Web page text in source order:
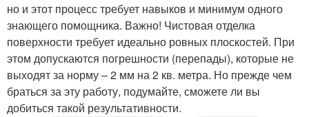
но и этот процесс требует навыков и минимум одного
знающего помощника. Важно! Чистовая отделка
поверхности требует идеально ровных плоскостей. При
этом допускаются погрешности (перепады), которые не
выходят за норму – 2 мм на 2 кв. метра. Но прежде чем
браться за эту работу, подумайте, сможете ли вы
добиться такой результативности.